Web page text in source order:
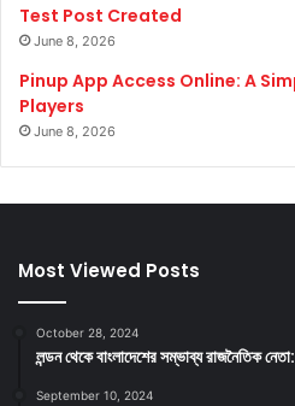
Test Post Created
June 8, 2026
Pinup App Access Online: A
Players
June 8, 2026
Most Viewed Posts
October 28, 2024
লন্ডন থেকে বাংলাদেশের সম্ভাব্য রাজনৈতিক
September 10, 2024